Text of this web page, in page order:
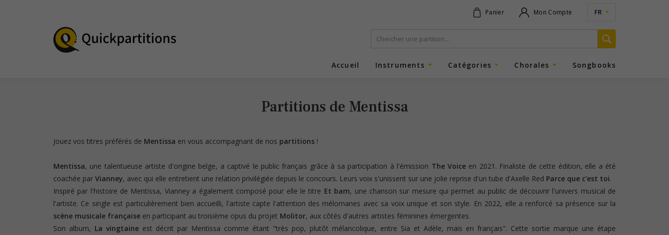
Panier Mon Compte FR
Accueil Instruments Catégories Chorales Songbooks
Partitions de Mentissa
Jouez vos titres préférés de Mentissa en vous accompagnant de nos partitions !
Mentissa, une talentueuse artiste d'origine belge, a captivé le public français grâce à sa participation à l'émission The Voice en 2021. Finaliste de cette édition, elle a été
coachée par Vianney, avec qui elle entretient une relation privilégiée depuis le concours. Leurs voix s'unissent sur une jolie reprise d'un tube d'Axelle Red Parce que c'est toi.
Inspiré par l'histoire de Mentissa, Vianney a également composé pour elle le titre Et bam, une chanson sur mesure qui permet au public de découvrir l'univers musical de
l'artiste. Ce single est particulièrement bien accueilli, l'artiste capte l'attention des mélomanes avec sa voix unique et son style. En 2022, elle a renforcé sa présence sur la
scène musicale française en participant au troisième opus du projet Molitor, aux côtés d'autres artistes féminines émergentes.
Son album, La vingtaine est décrit par Mentissa comme étant "très pop, plutôt mélancolique, entre Sia et Adèle, mais en français". Cette sortie marque une étape